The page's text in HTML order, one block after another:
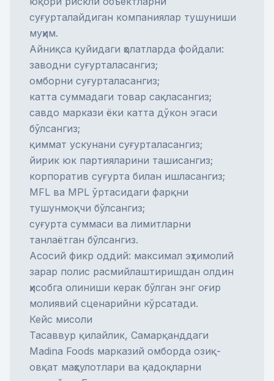
суғурталайдиган компаниялар тушуниши
муҳим.
Айниқса қуйидаги ҳолатларда фойдали:
заводни суғурталасангиз;
омборни суғурталасангиз;
катта суммадаги товар сақласангиз;
савдо маркази ёки катта дўкон эгаси
бўлсангиз;
қиммат ускунани суғурталасангиз;
йирик юк партияларини ташисангиз;
корпоратив суғурта билан ишласангиз;
MFL ва MPL ўртасидаги фарқни
тушунмоқчи бўлсангиз;
суғурта суммаси ва лимитларни
танлаётган бўлсангиз.
Асосий фикр оддий: максимал эҳтимолий
зарар полис расмийлаштиришдан олдин
ҳисобга олиниши керак бўлган энг оғир
молиявий сценарийни кўрсатади.
Кейс мисоли
Тасаввур қилайлик, Самарқанддаги
Madina Foods марказий омборда озиқ-
овқат маҳсулотлари ва қадоқларни